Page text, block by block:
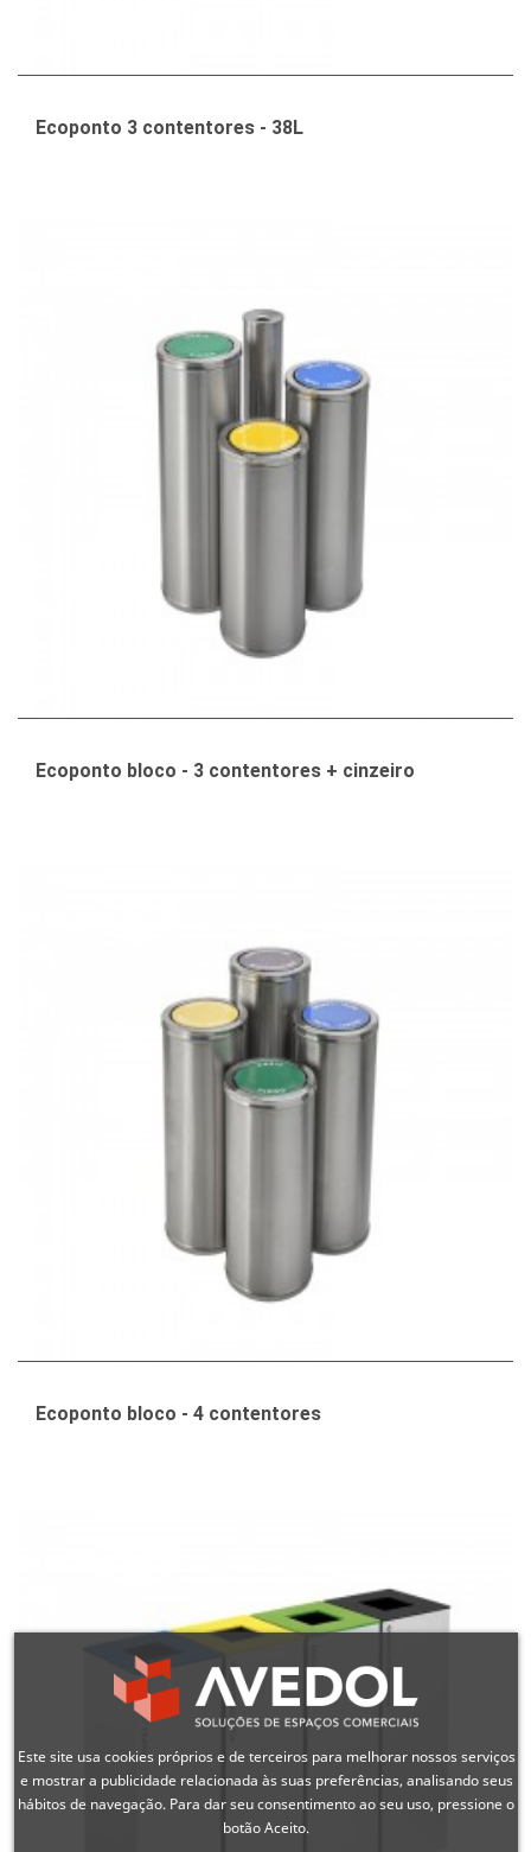
Ecoponto 3 contentores - 38L
Ecoponto bloco - 3 contentores + cinzeiro
Ecoponto bloco - 4 contentores
Este site usa cookies próprios e de terceiros para melhorar nossos serviços
e mostrar a publicidade relacionada às suas preferências, analisando seus
hábitos de navegação. Para dar seu consentimento ao seu uso, pressione o
botão Aceito.